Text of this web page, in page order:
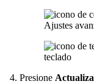
Ajustes
teclado
Presione